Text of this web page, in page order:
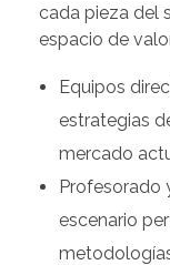
cada pieza del
espacio de
Equipos
estrategias
mercado
Profesorado
escenario